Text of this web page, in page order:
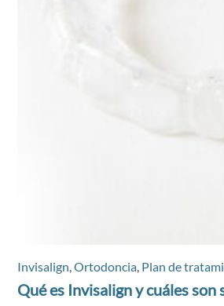
Invisalign,Ortodoncia, Plan de
Qué es Invisalign y cuáles son